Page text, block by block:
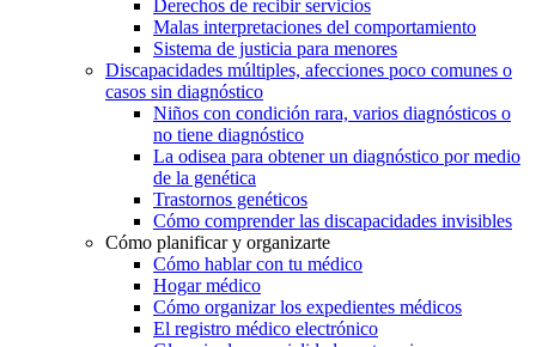
Derechos de recibir servicios
Malas interpretaciones del comportamiento
Sistema de justicia para menores
Discapacidades múltiples, afecciones poco comunes o
casos sin diagnóstico
Niños con condición rara, varios diagnósticos o
no tiene diagnóstico
La odisea para obtener un diagnóstico por medio
de la genética
Trastornos genéticos
Cómo comprender las discapacidades invisibles
Cómo planificar y organizarte
Cómo hablar con tu médico
Hogar médico
Cómo organizar los expedientes médicos
El registro médico electrónico